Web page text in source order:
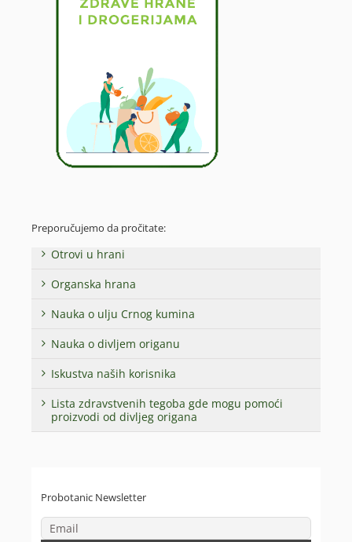
Preporučujemo da pročitate:
Otrovi u hrani
Organska hrana
Nauka o ulju Crnog kumina
Nauka o divljem origanu
Iskustva naših korisnika
Lista zdravstvenih tegoba gde mogu pomoći
proizvodi od divljeg origana
Probotanic Newsletter